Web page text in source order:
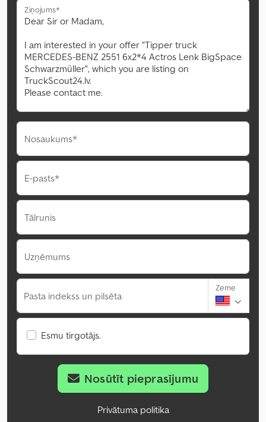
Ziņojums*
Nosaukums*
E-pasts*
Tālrunis
Uzņēmums
Pasta indekss un pilsēta
Zeme
Esmu tirgotājs.
Nosūtīt pieprasījumu
Privātuma politika